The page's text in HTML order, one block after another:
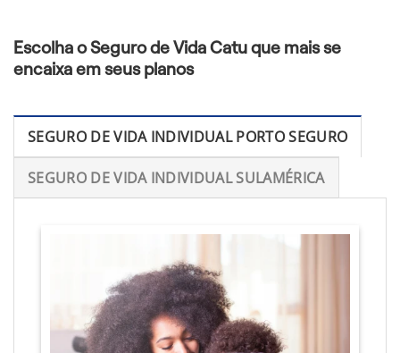
Escolha o Seguro de Vida Catu que mais se
encaixa em seus planos
SEGURO DE VIDA INDIVIDUAL PORTO SEGURO
SEGURO DE VIDA INDIVIDUAL SULAMÉRICA